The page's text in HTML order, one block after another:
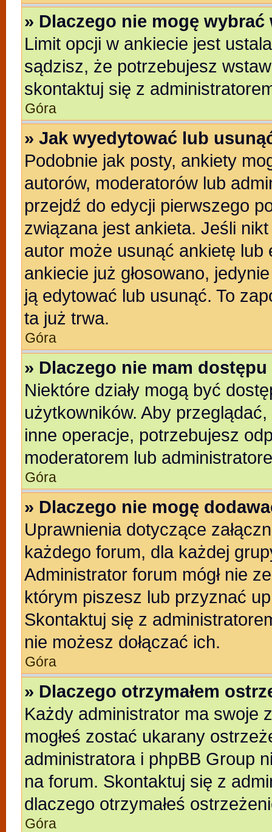
» Dlaczego nie mogę
Limit opcji w ankiecie jest
sądzisz, że potrzebujesz
skontaktuj się z
Góra
» Jak wyedytować lub
Podobnie jak posty, ankiety
autorów, moderatorów lub
przejdź do edycji pierwszego
związana jest ankieta. Jeśli
autor może usunąć ankietę
ankiecie już głosowano,
ją edytować lub usunąć. To
ta już trwa.
Góra
» Dlaczego nie mam dostępu
Niektóre działy mogą być
użytkowników. Aby
inne operacje, potrzebujesz
moderatorem lub
Góra
» Dlaczego nie mogę
Uprawnienia dotyczące
każdego forum, dla każdej
Administrator forum mógł nie
którym piszesz lub przyznać
Skontaktuj się z
nie możesz dołączać ich.
Góra
» Dlaczego otrzymałem
Każdy administrator ma swoje
mogłeś zostać ukarany
administratora i phpBB Group
na forum. Skontaktuj się z
dlaczego otrzymałeś
Góra